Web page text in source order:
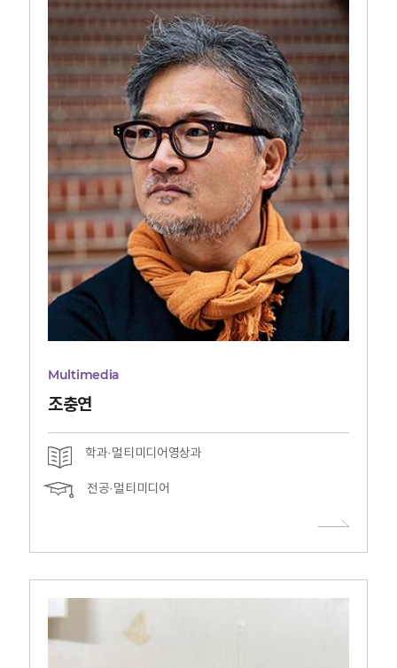
Multimedia
조충연
학과·멀티미디어영상과
전공·멀티미디어